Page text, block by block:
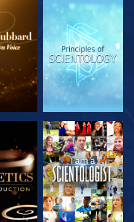
UTFORSKA
SERIEN
TITTA